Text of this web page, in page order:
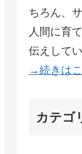
ちろん、
人間に育
伝えして
→続きは
カテゴ